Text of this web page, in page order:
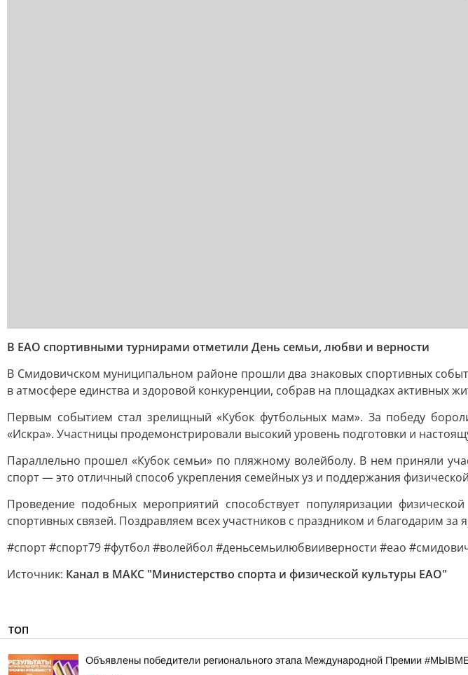
В ЕАО спортивными турнирами отметили День семьи, любви и верности
В Смидовичском муниципальном районе прошли два знаковых спортивных
в атмосфере единства и здоровой конкуренции, собрав на площадках активных
Первым событием стал зрелищный «Кубок футбольных мам». За победу
«Искра». Участницы продемонстрировали высокий уровень подготовки и
Параллельно прошел «Кубок семьи» по пляжному волейболу. В нем приняли
спорт — это отличный способ укрепления семейных уз и поддержания
Проведение подобных мероприятий способствует популяризации
спортивных связей. Поздравляем всех участников с праздником и благодарим за
#спорт #спорт79 #футбол #волейбол #деньсемьилюбвииверности #еао
Источник: Канал в МАКС "Министерство спорта и физической культуры ЕАО"
ТОП
Объявлены победители регионального этапа Международной Премии